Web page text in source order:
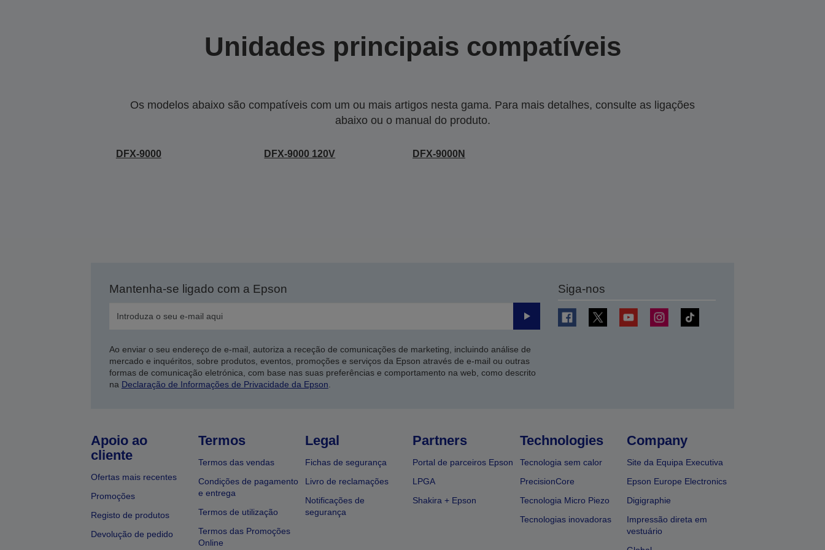
Unidades principais compatíveis
Os modelos abaixo são compatíveis com um ou mais artigos nesta gama. Para mais detalhes, consulte as ligações
abaixo ou o manual do produto.
DFX-9000 DFX-9000 120V DFX-9000N
Mantenha-se ligado com a Epson
Enviar
Ao enviar o seu endereço de e-mail, autoriza a receção de comunicações de marketing, incluindo análise de
mercado e inquéritos, sobre produtos, eventos, promoções e serviços da Epson através de e-mail ou outras
formas de comunicação eletrónica, com base nas suas preferências e comportamento na web, como descrito
na Declaração de Informações de Privacidade da Epson
Siga-nos
Apoio ao
cliente
Ofertas mais recentes
Promoções
Registo de produtos
Devolução de pedido
Termos
Termos das vendas
Condições de pagamento
e entrega
Termos de utilização
Termos das Promoções
Online
Legal
Fichas de segurança
Livro de reclamações
Notificações de
segurança
Partners
Portal de parceiros Epson
LPGA
Shakira + Epson
Technologies
Tecnologia sem calor
PrecisionCore
Tecnologia Micro Piezo
Tecnologias inovadoras
Company
Site da Equipa Executiva
Epson Europe Electronics
Digigraphie
Impressão direta em
vestuário